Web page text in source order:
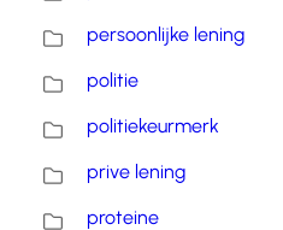
persoonlijke lening
politie
politiekeurmerk
prive lening
proteine